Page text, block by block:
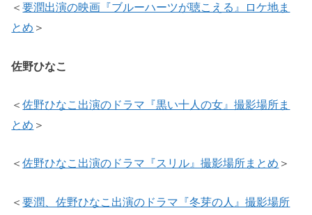
＜要潤出演の映画『ブルーハーツが聴こえる』ロケ地ま
とめ ＞
佐野ひなこ
＜佐野ひなこ出演のドラマ『黒い十人の女』撮影場所ま
とめ ＞
＜佐野ひなこ出演のドラマ『スリル』撮影場所まとめ ＞
＜要潤、佐野ひなこ出演のドラマ『冬芽の人』撮影場所